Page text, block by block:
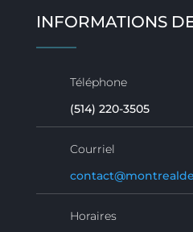
INFORMATIONS
Téléphone
(514) 220-3505
Courriel
Horaires